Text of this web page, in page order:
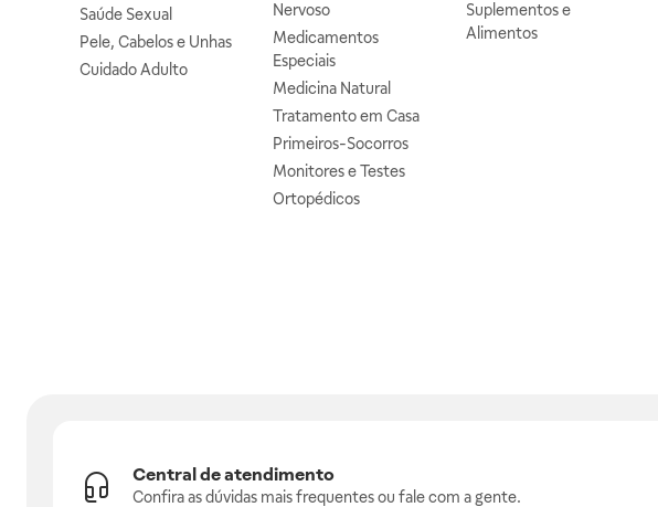
Saúde Sexual
Pele, Cabelos e Unhas
Cuidado Adulto
Nervoso
Medicamentos
Especiais
Medicina Natural
Tratamento em Casa
Primeiros-Socorros
Monitores e Testes
Ortopédicos
Suplementos e
Alimentos
Central de atendimento
Confira as dúvidas mais frequentes ou fale com a gente.